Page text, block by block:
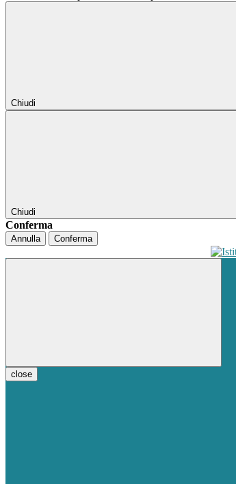
Chiudi
Chiudi
Conferma
Annulla Conferma
close